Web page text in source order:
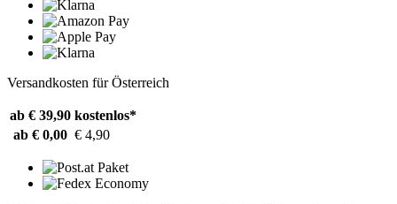
Versandkosten für Österreich
ab € 39,90 kostenlos*
ab € 0,00 € 4,90